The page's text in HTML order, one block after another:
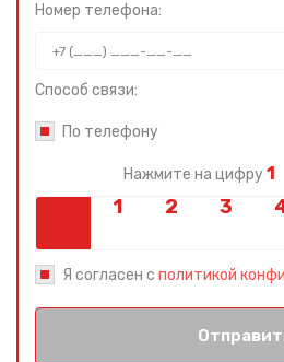
Номер телефона:
Способ связи:
По телефону
Нажмите на цифру 1
Я согласен с политикой